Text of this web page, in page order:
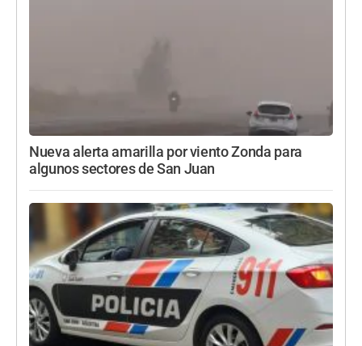
Nueva alerta amarilla por viento Zonda para
algunos sectores de San Juan